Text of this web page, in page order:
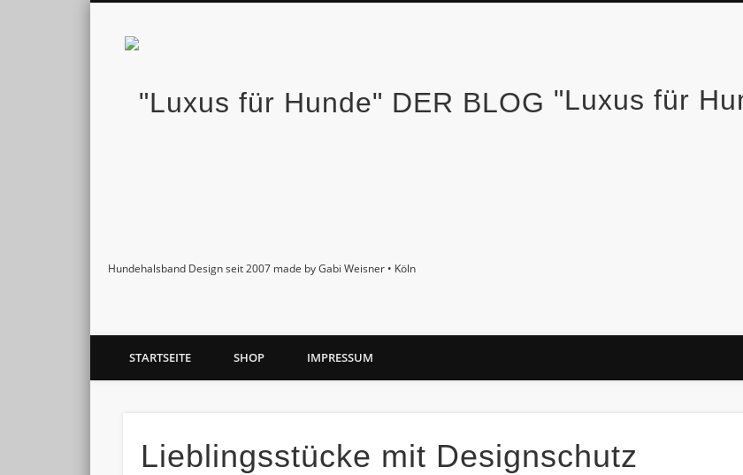
"Luxus für
Hundehalsband Design seit 2007 made by Gabi Weisner • Köln
PinterestGoogle+
STARTSEITE SHOP IMPRESSUM
Lieblingsstücke mit Designschutz